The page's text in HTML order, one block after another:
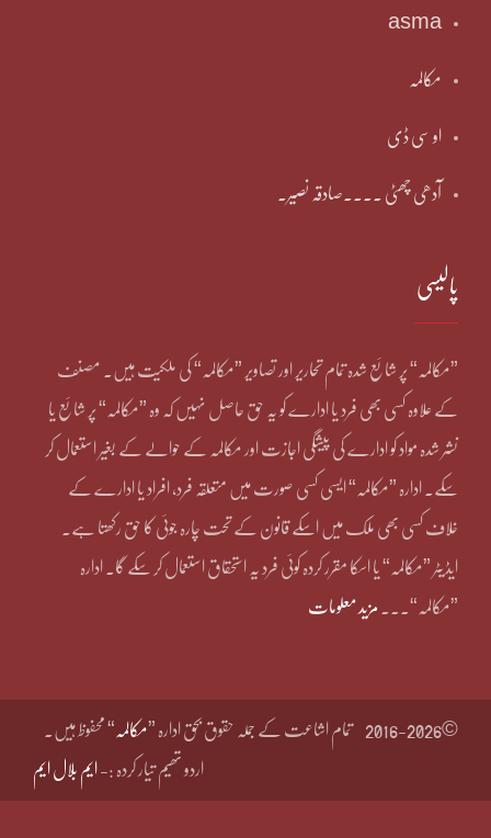
asma
مکالمہ
او سی ڈی
آدھی چھٹی ۔۔۔۔صادقہ نصیر۔
پالیسی
”مکالمہ“ پر شائع شدہ تمام تحاریر اور تصاویر ”مکالمہ“ کی ملکیت ہیں۔ مصنف
کے علاوہ کسی بھی فرد یا ادارے کو یہ حق حاصل نہیں کہ وہ ”مکالمہ“ پر شائع یا
نشر شدہ مواد کو ادارے کی پیشگی اجازت اور مکالمہ کے حوالے کے بغیر استعمال کر
سکے۔ ادارہ ”مکالمہ“ ایسی کسی صورت میں متعلقہ فرد، افراد یا ادارے کے
خلاف کسی بھی ملک میں اسکے قانون کے تحت چارہ جوئی کا حق رکھتا ہے۔
ایڈیٹر ”مکالمہ“ یا اسکا مقرر کردہ کوئی فرد یہ استحقاق استعمال کر سکے گا۔ ادارہ
”مکالمہ“۔۔۔ مزید معلومات
©2016-2026 تمام اشاعت کے جملہ حقوق بحق ادارہ ”مکالمہ “ محفوظ ہیں۔
اردو تھیم تیار کردہ :- ایم بلال ایم